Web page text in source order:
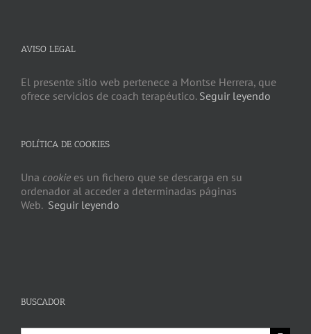
AVISO LEGAL
El presente sitio web pertenece a Montse Herrera, que
ofrece servicios de coach terapéutico. Seguir leyendo
POLÍTICA DE COOKIES
Una cookie es un fichero que se descarga en su
ordenador al acceder a determinadas páginas
Web. Seguir leyendo
BUSCADOR